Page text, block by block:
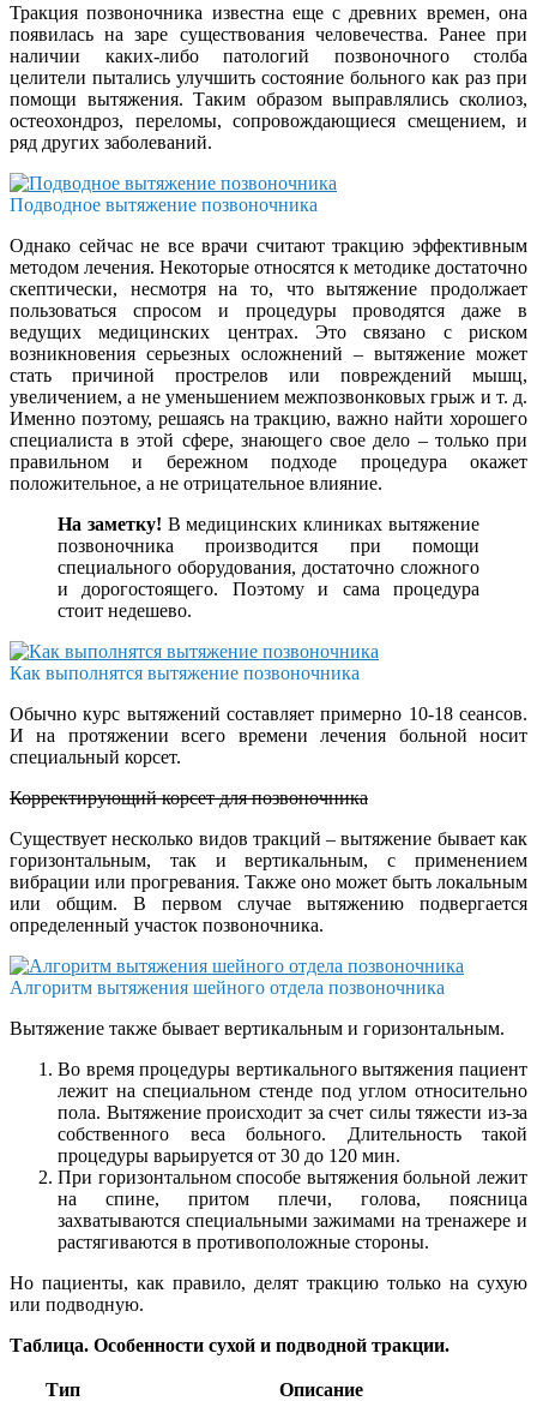
Тракция позвоночника известна еще с древних времен, она
появилась на заре существования человечества. Ранее при
наличии каких-либо патологий позвоночного столба
целители пытались улучшить состояние больного как раз при
помощи вытяжения. Таким образом выправлялись сколиоз,
остеохондроз, переломы, сопровождающиеся смещением, и
ряд других заболеваний.
Подводное вытяжение позвоночника
Однако сейчас не все врачи считают тракцию эффективным
методом лечения. Некоторые относятся к методике достаточно
скептически, несмотря на то, что вытяжение продолжает
пользоваться спросом и процедуры проводятся даже в
ведущих медицинских центрах. Это связано с риском
возникновения серьезных осложнений – вытяжение может
стать причиной прострелов или повреждений мышц,
увеличением, а не уменьшением межпозвонковых грыж и т. д.
Именно поэтому, решаясь на тракцию, важно найти хорошего
специалиста в этой сфере, знающего свое дело – только при
правильном и бережном подходе процедура окажет
положительное, а не отрицательное влияние.
На заметку! В медицинских клиниках вытяжение
позвоночника производится при помощи
специального оборудования, достаточно сложного
и дорогостоящего. Поэтому и сама процедура
стоит недешево.
Как выполнятся вытяжение позвоночника
Обычно курс вытяжений составляет примерно 10-18 сеансов.
И на протяжении всего времени лечения больной носит
специальный корсет.
Корректирующий корсет для позвоночника
Существует несколько видов тракций – вытяжение бывает как
горизонтальным, так и вертикальным, с применением
вибрации или прогревания. Также оно может быть локальным
или общим. В первом случае вытяжению подвергается
определенный участок позвоночника.
Алгоритм вытяжения шейного отдела позвоночника
Вытяжение также бывает вертикальным и горизонтальным.
Во время процедуры вертикального вытяжения пациент
лежит на специальном стенде под углом относительно
пола. Вытяжение происходит за счет силы тяжести из-за
собственного веса больного. Длительность такой
процедуры варьируется от 30 до 120 мин.
При горизонтальном способе вытяжения больной лежит
на спине, притом плечи, голова, поясница
захватываются специальными зажимами на тренажере и
растягиваются в противоположные стороны.
Но пациенты, как правило, делят тракцию только на сухую
или подводную.
Таблица. Особенности сухой и подводной тракции.
Тип Описание